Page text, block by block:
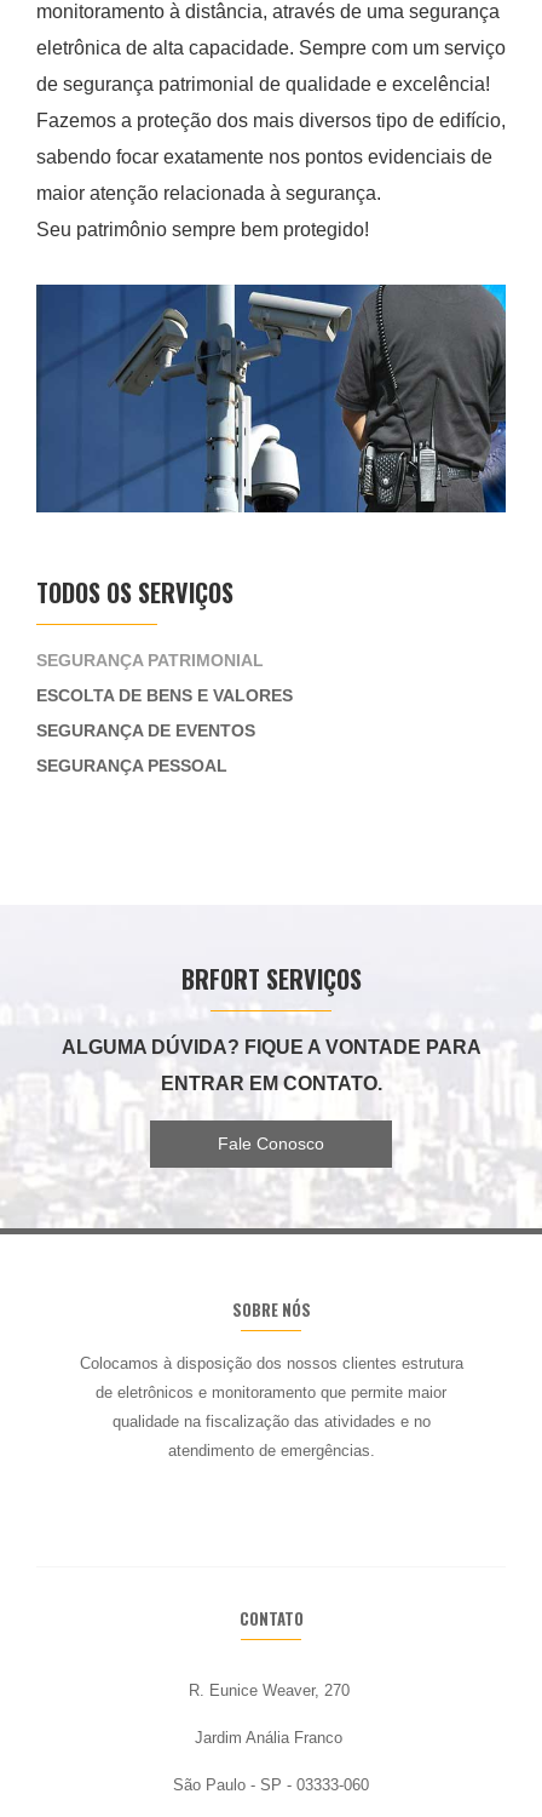
monitoramento à distância, através de uma segurança
eletrônica de alta capacidade. Sempre com um serviço
de segurança patrimonial de qualidade e excelência!
Fazemos a proteção dos mais diversos tipo de edifício,
sabendo focar exatamente nos pontos evidenciais de
maior atenção relacionada à segurança.
Seu patrimônio sempre bem protegido!
TODOS OS SERVIÇOS
SEGURANÇA PATRIMONIAL
ESCOLTA DE BENS E VALORES
SEGURANÇA DE EVENTOS
SEGURANÇA PESSOAL
BRFORT SERVIÇOS
ALGUMA DÚVIDA? FIQUE A VONTADE PARA
ENTRAR EM CONTATO.
Fale Conosco
SOBRE NÓS
Colocamos à disposição dos nossos clientes estrutura
de eletrônicos e monitoramento que permite maior
qualidade na fiscalização das atividades e no
atendimento de emergências.
CONTATO
R. Eunice Weaver, 270
Jardim Anália Franco
São Paulo - SP - 03333-060